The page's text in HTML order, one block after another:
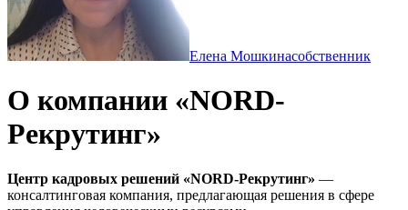
Елена Мошкинасобственник
О компании «NORD-
Рекрутинг»
Центр кадровых решений «NORD-Рекрутинг» —
консалтинговая компания, предлагающая решения в сфере